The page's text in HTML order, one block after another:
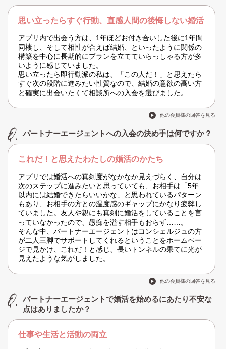
思い立ったらすぐ行動、直感人間の後悔しない婚活
アプリ内で出会う方は、1年ほどお付き合いした後に1年間
同棲し、そして相性が合えば結婚、といったように関係の
構築を中心に長期的にプランを立てていらっしゃる方が多
いように感じていました。
思い立ったら即行動派の私は、「この人だ！」と思えたら
すぐ次の段階に進みたい性質なので、結婚の意欲の高い方
と確実に出会いたくて相談所への入会を選びました。
他の会員様の回答を見る
パートナーエージェントへの入会の決め手は何ですか？
これだ！と思えたわたしの婚活のかたち
アプリでは婚活への真剣度がなかなか見えづらく、自分は
次のステップに進みたいと思っていても、お相手は「5年
以内には結婚できたらいいかな」と思われているパターン
もあり、お相手の方との温度感のギャップにかなり疲弊し
ていました。友人や親にも真剣に婚活をしていることを言
っていなかったので、愚痴を溢す相手もおらず……。
そんな中、パートナーエージェントはコンシェルジュの方
が二人三脚でサポートしてくれるということをホームペー
ジで見かけ、これだ！と感じ、長いトンネルの果てに光が
見えたような気がしました。
他の会員様の回答を見る
パートナーエージェントで婚活を始めるにあたり不安な
点はありましたか？
仕事や生活と活動の両立